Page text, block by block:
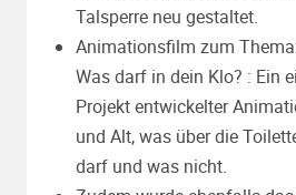
Talsperre neu gestaltet.
Animationsfilm zum
Was darf in dein Klo? : Ein
Projekt entwickelter
und Alt, was über die
darf und was nicht.